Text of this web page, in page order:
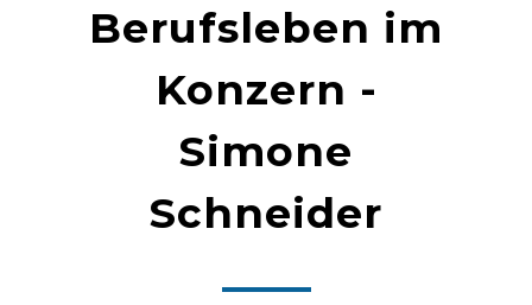
Berufsleben im
Konzern -
Simone
Schneider